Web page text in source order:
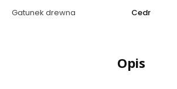
Gatunek drewna Cedr
Opis